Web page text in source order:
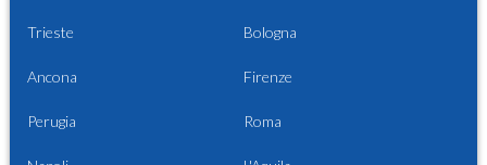
Trieste Bologna
Ancona Firenze
Perugia Roma